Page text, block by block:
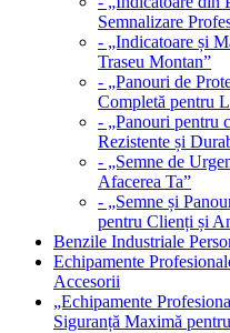
Semnalizare
- „Indicatoare și
Traseu Montan”
- „Panouri de
Completă pentru
- „Panouri pentru
Rezistente și
- „Semne de
Afacerea Ta”
- „Semne și
pentru Clienți și
Benzile Industriale
Echipamente
Accesorii
„Echipamente
Siguranță Maximă